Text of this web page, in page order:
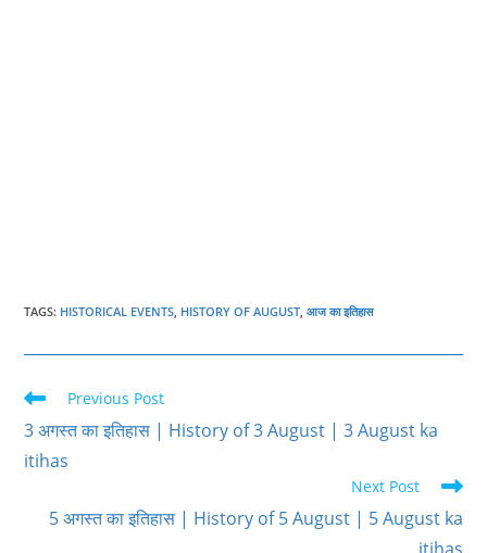
TAGS: HISTORICAL EVENTS, HISTORY OF AUGUST, आज का इतिहास
Read
articles
Previous Post
3 अगस्त का इतिहास | History of 3 August | 3 August ka
itihas
Next Post
5 अगस्त का इतिहास | History of 5 August | 5 August ka